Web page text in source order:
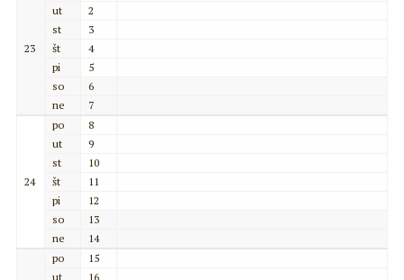
23
ut
2
st
3
št
4
pi
5
so
6
ne
7
24
po
8
ut
9
st
10
št
11
pi
12
so
13
ne
14
po
15
ut
16